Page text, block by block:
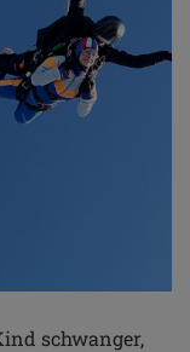
schwanger,